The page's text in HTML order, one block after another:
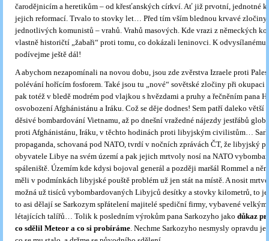
čarodějnicím a heretikům – od křesťanských církví. Ať již prvotní, jednotné
jejich reformací. Trvalo to stovky let… Před tím vším blednou krvavé zločiny
jednotlivých komunistů – vrahů. Vrahů masových. Kde vrazi z německých
vlastně historičtí „žabaři“ proti tomu, co dokázali leninovci. K odvysílanému
podívejme ještě dál!
A abychom nezapomínali na novou dobu, jsou zde zvěrstva Izraele proti
polévání hořícím fosforem. Také jsou tu „nové“ sovětské zločiny při okupaci
pak totéž v bledě modrém pod vlajkou s hvězdami a pruhy a řečněním pana
osvobození Afghánistánu a Iráku. Což se děje dodnes! Sem patří daleko větší
děsivé bombardování Vietnamu, až po dnešní vražedné nájezdy jestřábů
proti Afghánistánu, Iráku, v těchto hodinách proti libyjským civilistům…
propaganda, schovaná pod NATO, tvrdí v nočních zprávách ČT, že libyjský
obyvatele Libye na svém území a pak jejich mrtvoly nosí na NATO
spáleniště. Územím kde kdysi bojoval generál a později maršál Rommel a
měli v podmínkách libyjské pouště problém už jen stát na místě. A nosit
možná už tisíců vybombardovaných Libyjců desítky a stovky kilometrů, to
to asi dělají se Sarkozym spřátelení majitelé spediční firmy, vybavené
létajících talířů… Tolik k posledním výrokům pana Sarkozyho jako důkaz
co sdělil Meteor a co si probíráme. Nechme Sarkozyho nesmysly opravdu